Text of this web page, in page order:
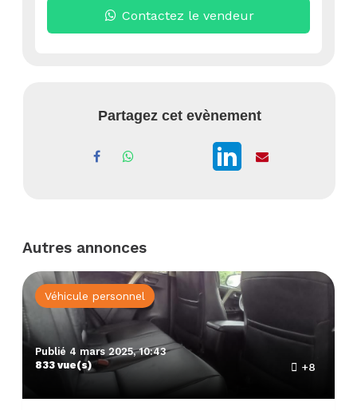
Contactez le vendeur
Partagez cet evènement
Autres annonces
Publié 4 mars 2025, 10:43
833 vue(s)
Véhicule personnel
+8